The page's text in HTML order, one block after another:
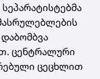
ცენტრალური
ცეცხლით